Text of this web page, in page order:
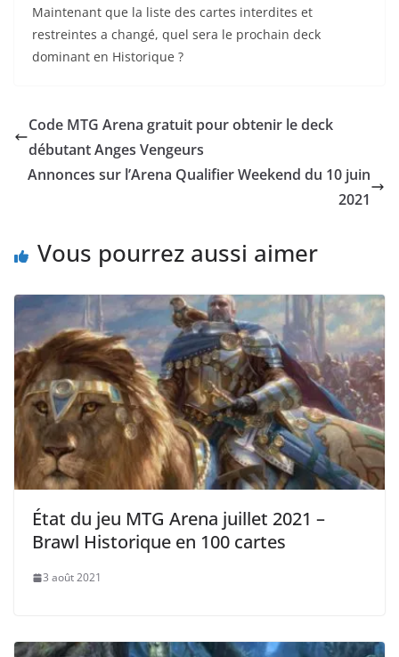
Maintenant que la liste des cartes interdites et
restreintes a changé, quel sera le prochain deck
dominant en Historique ?
Code MTG Arena gratuit pour obtenir le deck
débutant Anges Vengeurs
Annonces sur l’Arena Qualifier Weekend du 10 juin
2021
Vous pourrez aussi aimer
État du jeu MTG Arena juillet 2021 –
Brawl Historique en 100 cartes
3 août 2021